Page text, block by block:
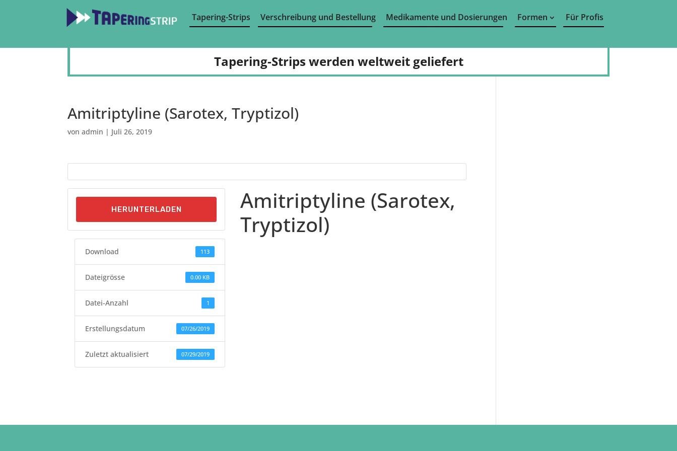
Tapering-Strips Verschreibung und Bestellung Medikamente und Dosierungen Formen Für Profis
Tapering-Strips werden weltweit geliefert
Amitriptyline (Sarotex, Tryptizol)
vonadmin | Juli 26, 2019
HERUNTERLADEN
Download 113
Dateigrösse 0.00 KB
Datei-Anzahl 1
Erstellungsdatum 07/26/2019
Zuletzt aktualisiert 07/29/2019
Amitriptyline (Sarotex,
Tryptizol)